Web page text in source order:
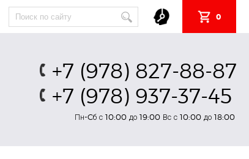
0
+7 (978) 827-88-87
+7 (978) 937-37-45
Пн-Cб с 10:00 до 19:00 Вс с 10:00 до 18:00